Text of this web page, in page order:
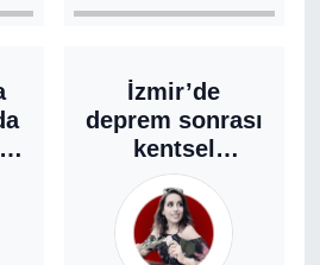
İzmir’de
deprem sonrası
kentsel
dönüşüm ve
halkın
mağduriyeti